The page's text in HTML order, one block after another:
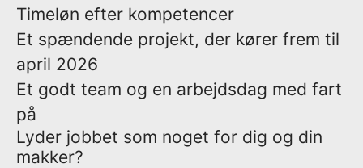
Timeløn efter kompetencer
Et spændende projekt, der kører frem til
april 2026
Et godt team og en arbejdsdag med fart
på
Lyder jobbet som noget for dig og din
makker?